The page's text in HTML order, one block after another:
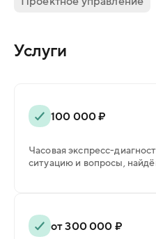
Услуги
100 000 ₽
Часовая экспресс-
ситуацию и вопросы,
от 300 000 ₽